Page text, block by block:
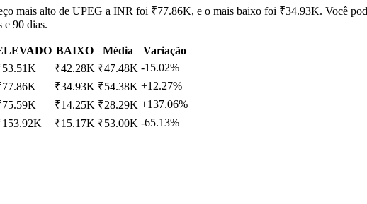
mais alto de UPEG a INR foi ₹77.86K, e o mais baixo foi ₹34.93K. Você
e 90 dias.
BAIXO Média
Variação
₹42.28K ₹47.48K -15.02%
₹34.93K ₹54.38K +12.27%
₹14.25K ₹28.29K +137.06%
₹15.17K ₹53.00K -65.13%